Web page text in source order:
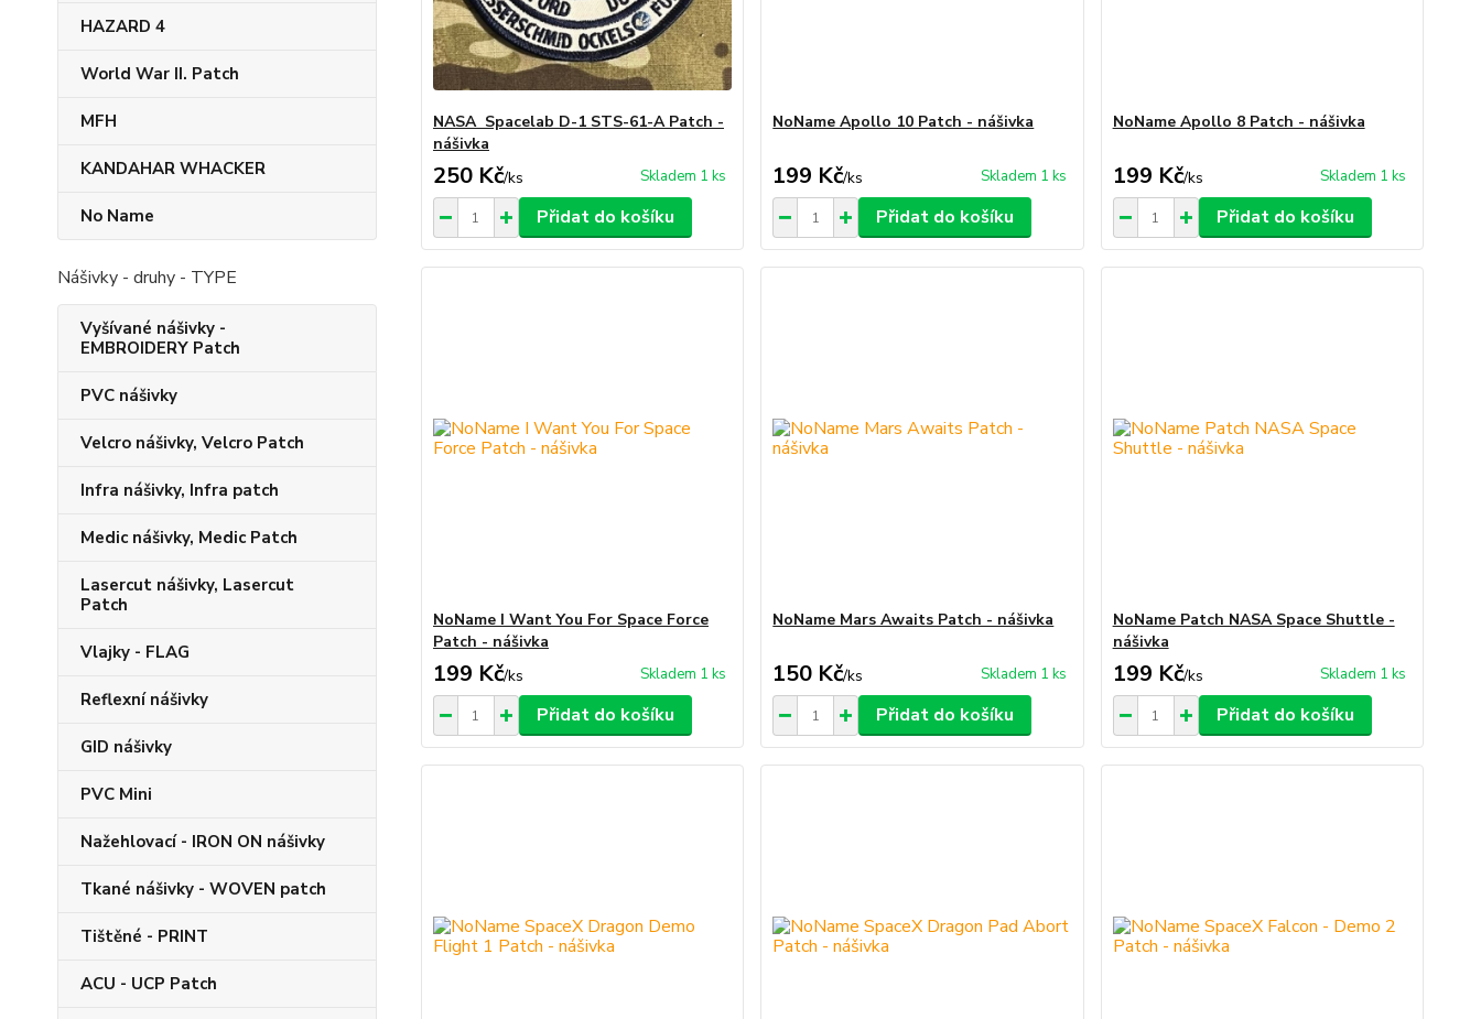
HAZARD 4
World War II. Patch
MFH
KANDAHAR​ WHACKER
No Name
Nášivky - druhy - TYPE
Vyšívané nášivky -
EMBROIDERY Patch
PVC nášivky
Velcro nášivky, Velcro Patch
Infra nášivky, Infra patch
Medic nášivky, Medic Patch
Lasercut nášivky, Lasercut
Patch
Vlajky - FLAG
Reflexní nášivky
GID nášivky
PVC Mini
Nažehlovací - IRON ON nášivky
Tkané nášivky - WOVEN patch
Tištěné - PRINT
ACU - UCP Patch
NASA Spacelab D-1 STS-61-A Patch -
nášivka
250 Kč/ks Skladem 1 ks
Přidat do košíku
NoName Apollo 10 Patch - nášivka
199 Kč/ks Skladem 1 ks
Přidat do košíku
NoName Apollo 8 Patch - nášivka
199 Kč/ks Skladem 1 ks
Přidat do košíku
NoName I Want You For Space Force
Patch - nášivka
199 Kč/ks Skladem 1 ks
Přidat do košíku
NoName Mars Awaits Patch - nášivka
150 Kč/ks Skladem 1 ks
Přidat do košíku
NoName Patch NASA Space Shuttle -
nášivka
199 Kč/ks Skladem 1 ks
Přidat do košíku